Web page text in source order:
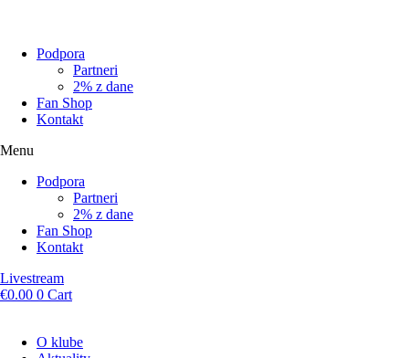
Podpora
Partneri
2% z dane
Fan Shop
Kontakt
Menu
Podpora
Partneri
2% z dane
Fan Shop
Kontakt
Livestream
€0.00 0 Cart
O klube